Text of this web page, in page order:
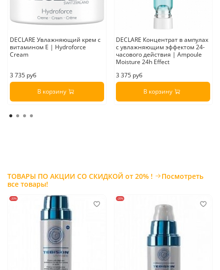
DECLARE Увлажняющий крем с
витамином Е | Hydroforce
Cream
3 735 руб
В корзину
DECLARE Концентрат в ампулах
с увлажняющим эффектом 24-
часового действия | Ampoule
Moisture 24h Effect
3 375 руб
В корзину
ТОВАРЫ ПО АКЦИИ СО СКИДКОЙ от 20% !
Посмотреть
все товары!
-20% -20%